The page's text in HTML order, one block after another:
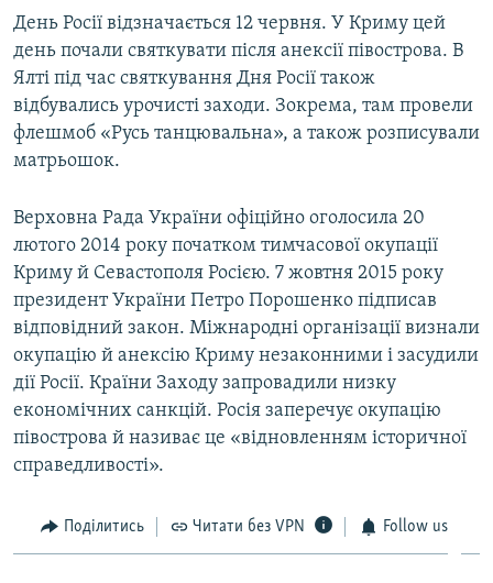
День Росії відзначається 12 червня. У Криму цей
день почали святкувати після анексії півострова. В
Ялті під час святкування Дня Росії також
відбувались урочисті заходи. Зокрема, там провели
флешмоб «Русь танцювальна», а також розписували
матрьошок.
Верховна Рада України офіційно оголосила 20
лютого 2014 року початком тимчасової окупації
Криму й Севастополя Росією. 7 жовтня 2015 року
президент України Петро Порошенко підписав
відповідний закон. Міжнародні організації визнали
окупацію й анексію Криму незаконними і засудили
дії Росії. Країни Заходу запровадили низку
економічних санкцій. Росія заперечує окупацію
півострова й називає це «відновленням історичної
справедливості».
Поділитись Читати без VPN Follow us